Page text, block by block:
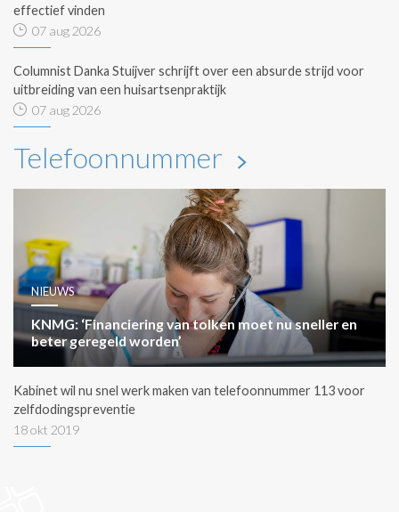
effectief vinden
07 aug 2026
Columnist Danka Stuijver schrijft over een absurde strijd voor
uitbreiding van een huisartsenpraktijk
07 aug 2026
Telefoonnummer
NIEUWS
KNMG: ‘Financiering van tolken moet nu sneller en
beter geregeld worden’
Kabinet wil nu snel werk maken van telefoonnummer 113 voor
zelfdodingspreventie
18 okt 2019